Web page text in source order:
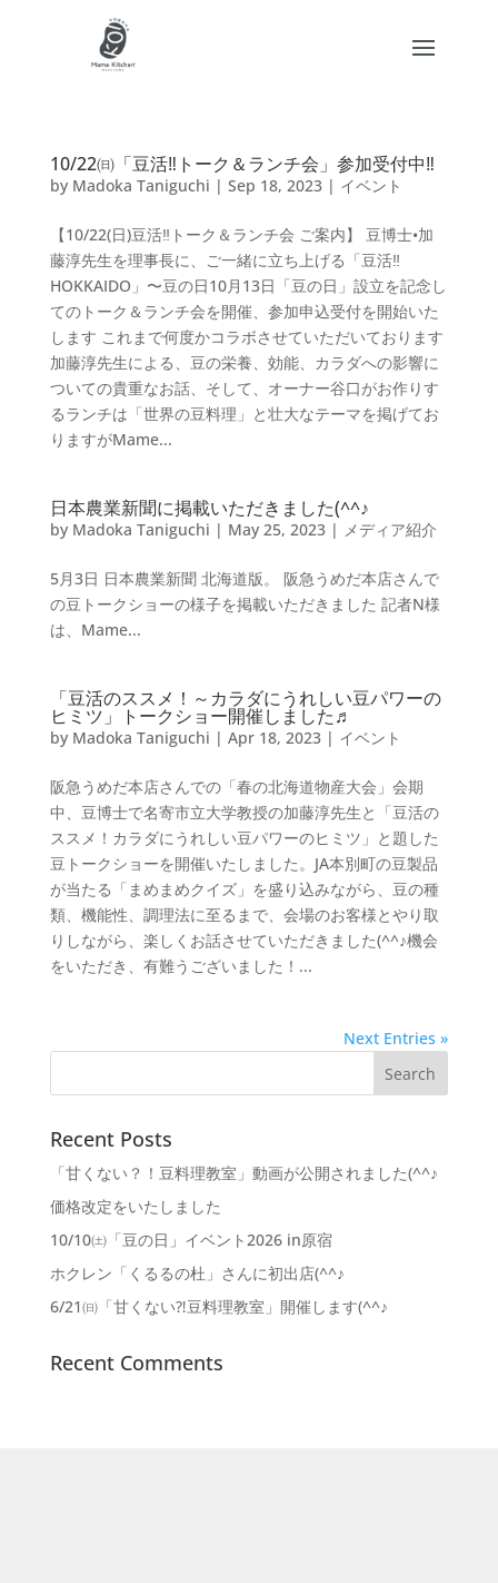
10/22㈰「豆活‼トーク＆ランチ会」参加受付中‼
by Madoka Taniguchi | Sep 18, 2023| イベント
【10/22(日)豆活‼︎トーク＆ランチ会 ご案内】 豆博士•加
藤淳先生を理事長に、ご一緒に立ち上げる「豆活‼︎
HOKKAIDO」〜豆の日10月13日「豆の日」設立を記念し
てのトーク＆ランチ会を開催、参加申込受付を開始いた
します これまで何度かコラボさせていただいております
加藤淳先生による、豆の栄養、効能、カラダへの影響に
ついての貴重なお話、そして、オーナー谷口がお作りす
るランチは「世界の豆料理」と壮大なテーマを掲げてお
りますがMame...
日本農業新聞に掲載いただきました(^^♪
by Madoka Taniguchi | May 25, 2023| メディア紹介
5月3日 日本農業新聞 北海道版。 阪急うめだ本店さんで
の豆トークショーの様子を掲載いただきました 記者N様
は、Mame...
「豆活のススメ！～カラダにうれしい豆パワーの
ヒミツ」トークショー開催しました♬
by Madoka Taniguchi | Apr 18, 2023| イベント
阪急うめだ本店さんでの「春の北海道物産大会」会期
中、豆博士で名寄市立大学教授の加藤淳先生と「豆活の
ススメ！カラダにうれしい豆パワーのヒミツ」と題した
豆トークショーを開催いたしました。JA本別町の豆製品
が当たる「まめまめクイズ」を盛り込みながら、豆の種
類、機能性、調理法に至るまで、会場のお客様とやり取
りしながら、楽しくお話させていただきました(^^♪機会
をいただき、有難うございました！...
Next Entries »
Recent Posts
「甘くない？！豆料理教室」動画が公開されました(^^♪
価格改定をいたしました
10/10㈯「豆の日」イベント2026 in原宿
ホクレン「くるるの杜」さんに初出店(^^♪
6/21㈰「甘くない⁈豆料理教室」開催します(^^♪
Recent Comments